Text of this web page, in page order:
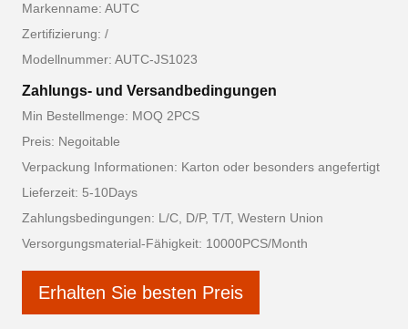
Markenname: AUTC
Zertifizierung: /
Modellnummer: AUTC-JS1023
Zahlungs- und Versandbedingungen
Min Bestellmenge: MOQ 2PCS
Preis: Negoitable
Verpackung Informationen: Karton oder besonders angefertigt
Lieferzeit: 5-10Days
Zahlungsbedingungen: L/C, D/P, T/T, Western Union
Versorgungsmaterial-Fähigkeit: 10000PCS/Month
Erhalten Sie besten Preis